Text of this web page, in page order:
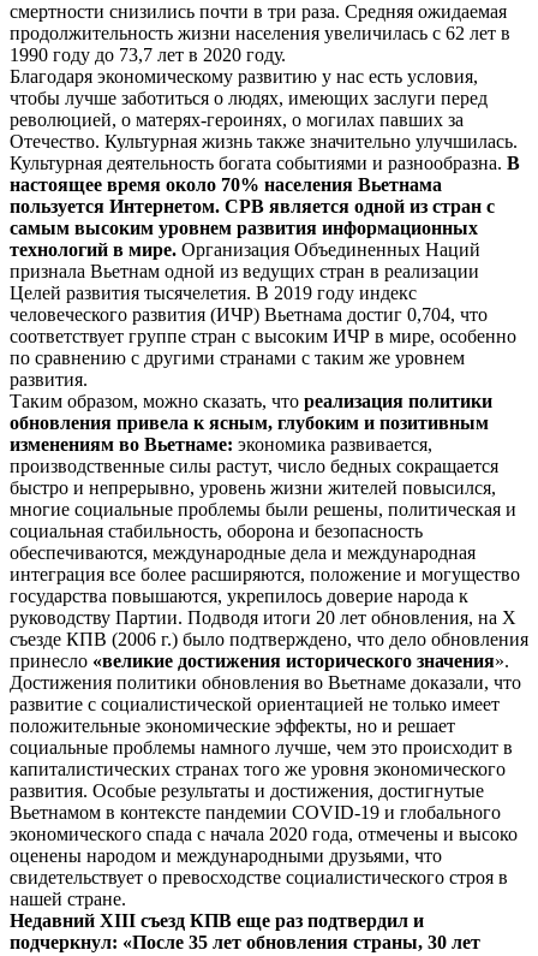
смертности снизились почти в три раза. Средняя ожидаемая
продолжительность жизни населения увеличилась с 62 лет в
1990 году до 73,7 лет в 2020 году.
Благодаря экономическому развитию у нас есть условия,
чтобы лучше заботиться о людях, имеющих заслуги перед
революцией, о матерях-героинях, о могилах павших за
Отечество. Культурная жизнь также значительно улучшилась.
Культурная деятельность богата событиями и разнообразна. В
настоящее время около 70% населения Вьетнама
пользуется Интернетом. СРВ является одной из стран с
самым высоким уровнем развития информационных
технологий в мире. Организация Объединенных Наций
признала Вьетнам одной из ведущих стран в реализации
Целей развития тысячелетия. В 2019 году индекс
человеческого развития (ИЧР) Вьетнама достиг 0,704, что
соответствует группе стран с высоким ИЧР в мире, особенно
по сравнению с другими странами с таким же уровнем
развития.
Таким образом, можно сказать, что реализация политики
обновления привела к ясным, глубоким и позитивным
изменениям во Вьетнаме: экономика развивается,
производственные силы растут, число бедных сокращается
быстро и непрерывно, уровень жизни жителей повысился,
многие социальные проблемы были решены, политическая и
социальная стабильность, оборона и безопасность
обеспечиваются, международные дела и международная
интеграция все более расширяются, положение и могущество
государства повышаются, укрепилось доверие народа к
руководству Партии. Подводя итоги 20 лет обновления, на Х
съезде КПВ (2006 г.) было подтверждено, что дело обновления
принесло «великие достижения исторического значения».
Достижения политики обновления во Вьетнаме доказали, что
развитие с социалистической ориентацией не только имеет
положительные экономические эффекты, но и решает
социальные проблемы намного лучше, чем это происходит в
капиталистических странах того же уровня экономического
развития. Особые результаты и достижения, достигнутые
Вьетнамом в контексте пандемии COVID-19 и глобального
экономического спада с начала 2020 года, отмечены и высоко
оценены народом и международными друзьями, что
свидетельствует о превосходстве социалистического строя в
нашей стране.
Недавний XIII съезд КПВ еще раз подтвердил и
подчеркнул: «После 35 лет обновления страны, 30 лет